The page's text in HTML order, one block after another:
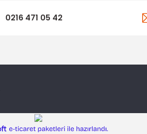
MOTORCRAFT
0216 471 05 42
ideasoft e-